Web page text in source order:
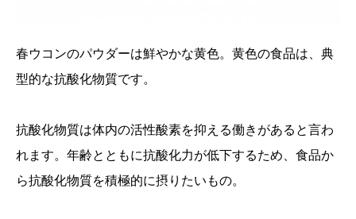
春ウコンのパウダーは鮮やかな黄色。黄色の食品は、典
型的な抗酸化物質です。
抗酸化物質は体内の活性酸素を抑える働きがあると言わ
れます。年齢とともに抗酸化力が低下するため、食品か
ら抗酸化物質を積極的に摂りたいもの。